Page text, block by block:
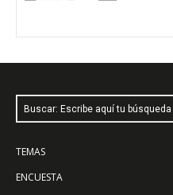
Buscar: Escribe aquí tu búsqueda
TEMAS
ENCUESTA